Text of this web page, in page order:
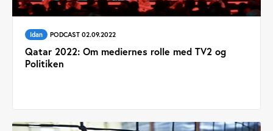
Idan PODCAST 02.09.2022
Qatar 2022: Om mediernes rolle med TV2 og
Politiken